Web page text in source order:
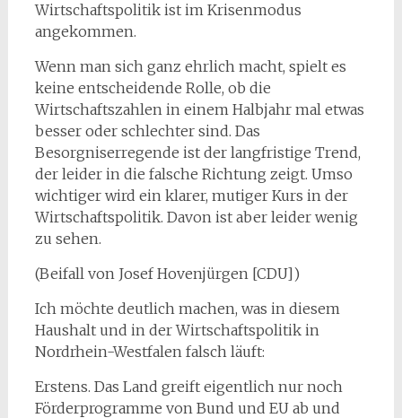
Wirtschaftspolitik ist im Krisenmodus
angekommen.
Wenn man sich ganz ehrlich macht, spielt es
keine entscheidende Rolle, ob die
Wirtschaftszahlen in einem Halbjahr mal etwas
besser oder schlechter sind. Das
Besorgniserregende ist der langfristige Trend,
der leider in die falsche Richtung zeigt. Umso
wichtiger wird ein klarer, mutiger Kurs in der
Wirtschaftspolitik. Davon ist aber leider wenig
zu sehen.
(Beifall von Josef Hovenjürgen [CDU])
Ich möchte deutlich machen, was in diesem
Haushalt und in der Wirtschaftspolitik in
Nordrhein-Westfalen falsch läuft:
Erstens. Das Land greift eigentlich nur noch
Förderprogramme von Bund und EU ab und